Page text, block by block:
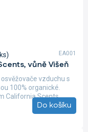
vůně Višeň
Do košíku
vzduchu s
100% organické.
California Scents,...
EA001